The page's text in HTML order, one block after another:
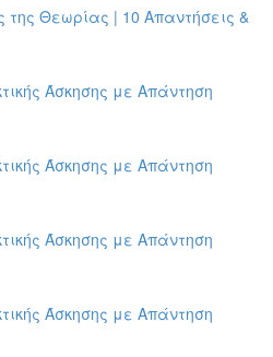
της Θεωρίας | 10 Απαντήσεις &
Άσκησης με Απάντηση
Άσκησης με Απάντηση
Άσκησης με Απάντηση
Άσκησης με Απάντηση